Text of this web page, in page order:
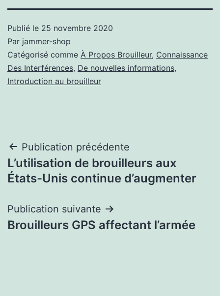
Publié le 25 novembre 2020
Par jammer-shop
Catégorisé comme À Propos Brouilleur, Connaissance
Des Interférences, De nouvelles informations,
Introduction au brouilleur
Navigation
de
Publication précédente
L’utilisation de brouilleurs aux
États-Unis continue d’augmenter
Publication suivante
Brouilleurs GPS affectant l’armée